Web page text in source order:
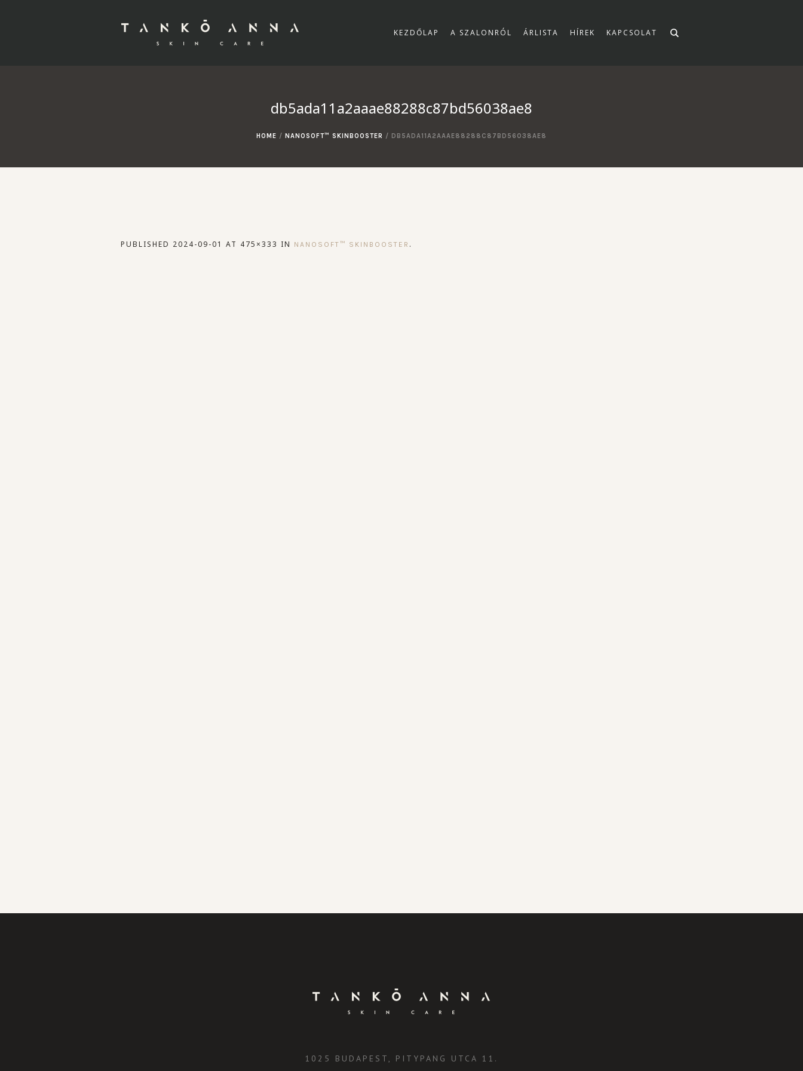
KEZDŐLAP A SZALONRÓL ÁRLISTA HÍREK KAPCSOLAT
db5ada11a2aaae88288c87bd56038ae8
HOME / NANOSOFT™ SKINBOOSTER / DB5ADA11A2AAAE88288C87BD56038AE8
PUBLISHED 2024-09-01 AT 475×333 IN NANOSOFT™ SKINBOOSTER .
1025 BUDAPEST, PITYPANG UTCA 11.